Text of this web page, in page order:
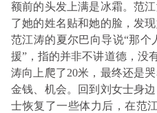
额前的头发上满是冰霜。范
了她的姓名贴和她的脸，发
范江涛的夏尔巴向导说“那个
援”，指的并非不讲道德，没
涛向上爬了20米，最终还是
金钱、机会。回到刘女士身
士恢复了一些体力后，在范